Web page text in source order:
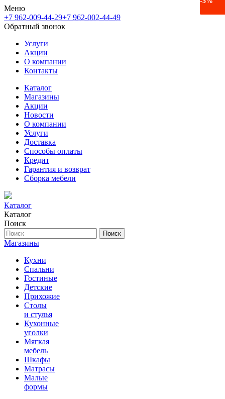
Меню
+7 962-009-44-29+7 962-002-44-49
Обратный звонок
Услуги
Акции
О компании
Контакты
Каталог
Магазины
Акции
Новости
О компании
Услуги
Доставка
Способы оплаты
Кредит
Гарантия и возврат
Сборка мебели
Каталог
Каталог
Поиск
Поиск
Магазины
Кухни
Спальни
Гостиные
Детские
Прихожие
Столы
и стулья
Кухонные
уголки
Мягкая
мебель
Шкафы
Матрасы
Малые
формы